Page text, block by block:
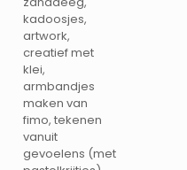
kadoosjes,
artwork,
creatief met
klei,
armbandjes
maken van
fimo, tekenen
vanuit
gevoelens (met